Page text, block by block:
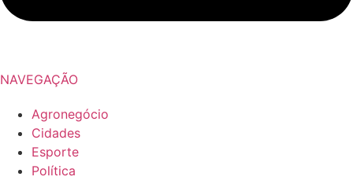
NAVEGAÇÃO
Agronegócio
Cidades
Esporte
Política